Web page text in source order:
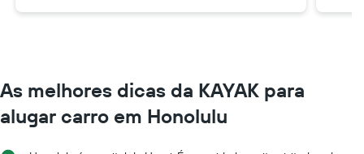
sua pesquisa antes de fazer uma escolha,
As melhores dicas da KAYAK para
alugar carro em Honolulu